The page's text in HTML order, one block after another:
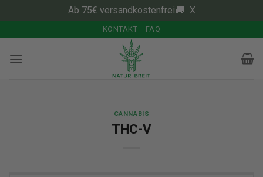
Ab 75€ versandkostenfrei🚚 X
Inhalt
springen
KONTAKT FAQ
CANNABIS
THC-V